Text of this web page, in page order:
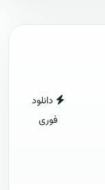
دانلود
فوری